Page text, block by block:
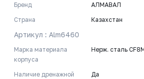
Бренд
АЛМАВАЛ
Страна
Казахстан
Артикул : Alm6460
Марка материала
корпуса
Нерж. сталь
Наличие дренажной
Да